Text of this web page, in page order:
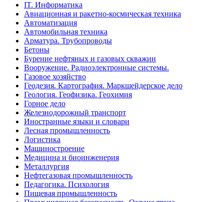
IT. Информатика
Авиационная и ракетно-космическая техника
Автоматизация
Автомобильная техника
Арматура. Трубопроводы
Бетоны
Бурение нефтяных и газовых скважин
Вооружение. Радиоэлектронные системы.
Газовое хозяйство
Геодезия. Картография. Маркшейдерское дело
Геология. Геофизика. Геохимия
Горное дело
Железнодорожный транспорт
Иностранные языки и словари
Лесная промышленность
Логистика
Машиностроение
Медицина и биоинженерия
Металлургия
Нефтегазовая промышленность
Педагогика. Психология
Пищевая промышленность